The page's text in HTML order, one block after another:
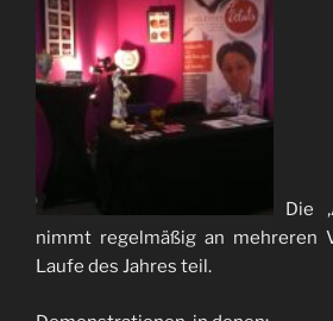
Die
nimmt regelmäßig an mehreren
Laufe des Jahres teil.